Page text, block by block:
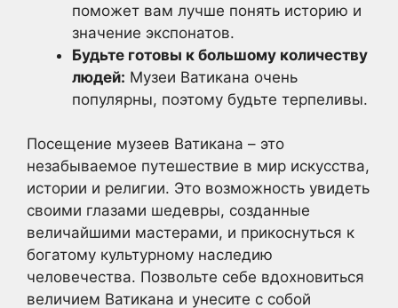
поможет вам лучше понять историю и
значение экспонатов.
Будьте готовы к большому количеству
людей: Музеи Ватикана очень
популярны, поэтому будьте терпеливы.
Посещение музеев Ватикана – это
незабываемое путешествие в мир искусства,
истории и религии. Это возможность увидеть
своими глазами шедевры, созданные
величайшими мастерами, и прикоснуться к
богатому культурному наследию
человечества. Позвольте себе вдохновиться
величием Ватикана и унесите с собой